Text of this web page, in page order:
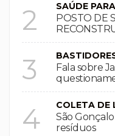
2 SAÚDE
POSTO DE
3
Fala sobre
4 COLETA DE
São
resíduos